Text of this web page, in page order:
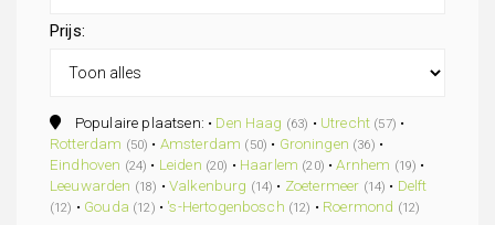
Prijs:
Populaire plaatsen: • Den Haag (63) • Utrecht (57) •
Rotterdam (50) • Amsterdam (50) • Groningen (36) •
Eindhoven (24) • Leiden (20) • Haarlem (20) •Arnhem (19) •
Leeuwarden (18) • Valkenburg (14) • Zoetermeer (14) • Delft
(12) • Gouda (12) • 's-Hertogenbosch (12) • Roermond (12)